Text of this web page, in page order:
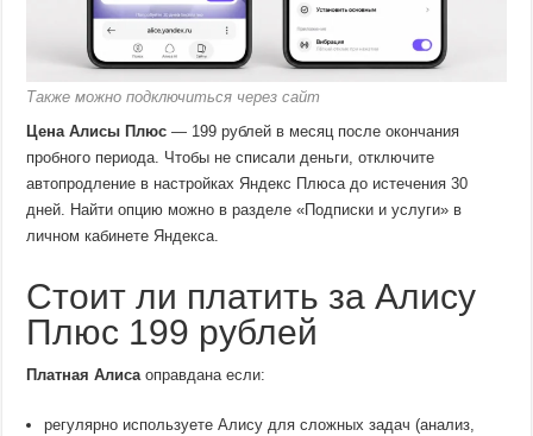
Также можно подключиться через сайт
Цена Алисы Плюс — 199 рублей в месяц после окончания
пробного периода. Чтобы не списали деньги, отключите
автопродление в настройках Яндекс Плюса до истечения 30
дней. Найти опцию можно в разделе «Подписки и услуги» в
личном кабинете Яндекса.
Стоит ли платить за Алису
Плюс 199 рублей
Платная Алисаоправдана если:
регулярно используете Алису для сложных задач (анализ,